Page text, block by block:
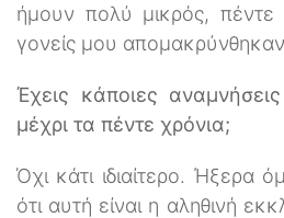
ήμουν πολύ μικρός, πέντε
γονείς μου
Έχεις κάποιες
μέχρι τα πέντε χρόνια;
Όχι κάτι ιδιαίτερο. Ήξερα
ότι αυτή είναι η αληθινή